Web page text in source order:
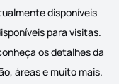
disponíveis
para visitas.
os detalhes da
áreas e muito mais.